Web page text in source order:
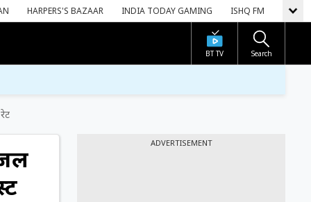
HARPERS'S BAZAAR INDIA TODAY GAMING ISHQ FM
BT TV Search
ADVERTISEMENT